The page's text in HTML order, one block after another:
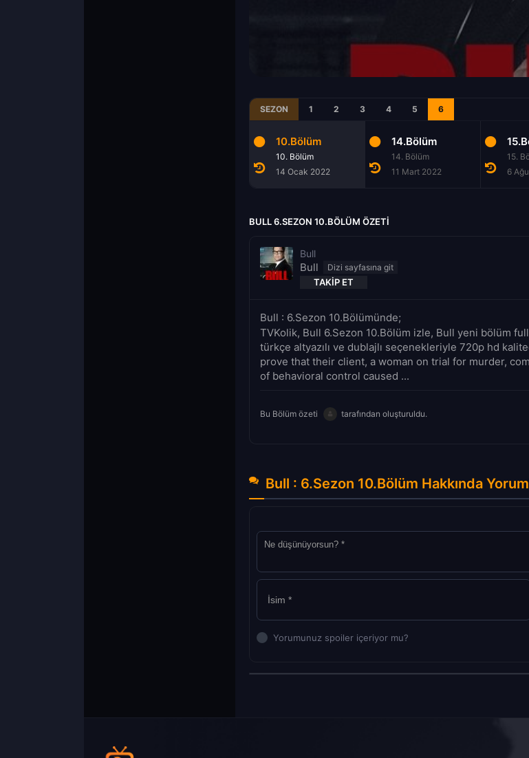
SEZON 1 2 3 4 5 6
10.Bölüm
10. Bölüm
14 Ocak 2022
14.Bölüm
14. Bölüm
11 Mart 2022
15.
6
BULL 6.SEZON 10.BÖLÜM ÖZETI
Bull
Bull
TAKIP ET
Bull : 6.Sezon 10.Bölümünde;
TVKolik, Bull 6.Sezon 10.Bölüm izle, Bull yeni bölüm
türkçe altyazılı ve dublajlı seçenekleriyle 720p hd
prove that their client, a woman on trial for murder,
of behavioral control caused ...
Bu Bölüm özeti tarafından oluşturuldu.
Bull : 6.Sezon 10.Bölüm Hakkında
Yorumunuz spoiler içeriyor mu?